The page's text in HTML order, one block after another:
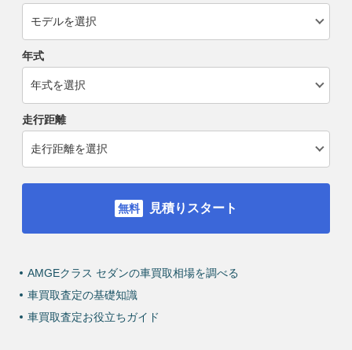
年式
走行距離
見積りスタート
AMGEクラス セダンの車買取相場を調べる
車買取査定の基礎知識
車買取査定お役立ちガイド